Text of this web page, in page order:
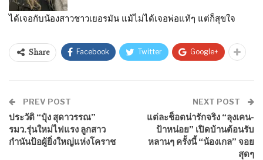
ได้เจอกับน้องสาวชาวเยอรมัน แม้ไม่ได้เจอพ่อแท้ๆ แต่ก็สุขใจ
Share Facebook Twitter Google+
PREV POST
ประวัติ “ปุ๋ง สุดาวรรณ”
รมว.รุ่นใหม่ไฟแรง ลูกสาว
กำนันป้อผู้ยิ่งใหญ่แห่งโคราช
NEXT POST
แต่ละช็อตน่ารักจริง “ลุงเคน-
ป้าหน่อย” เปิดบ้านต้อนรับ
หลานๆ ครั้งนี้ “น้องเกล” จอย
สุดๆ